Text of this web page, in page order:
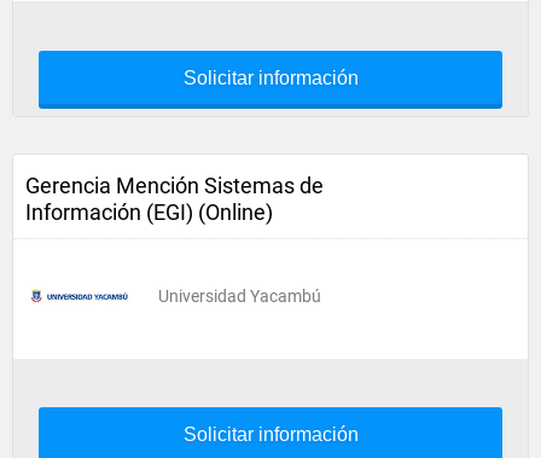
Solicitar información
Gerencia Mención Sistemas de
Información (EGI) (Online)
Universidad Yacambú
Solicitar información